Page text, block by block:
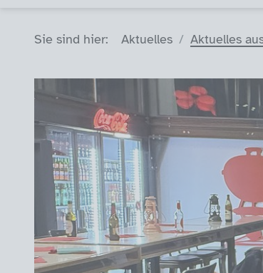
Sie sind hier: Aktuelles Aktuelles